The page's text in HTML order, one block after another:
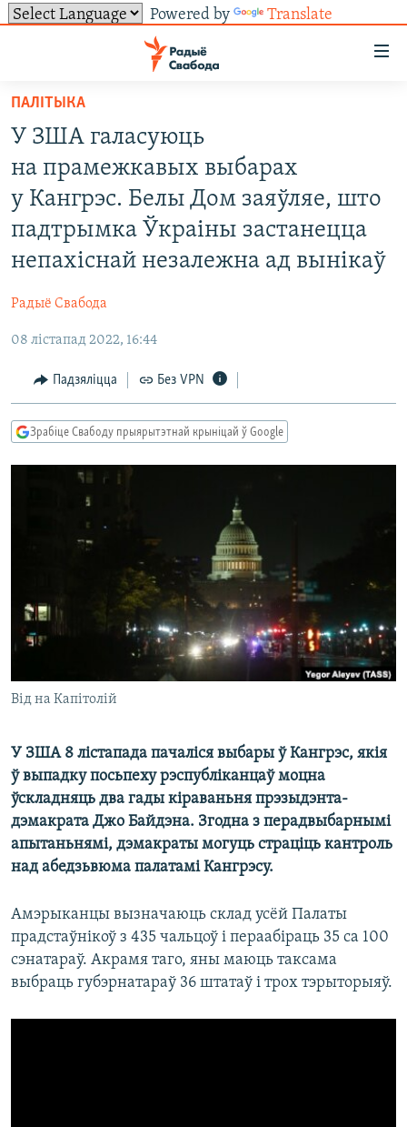
Powered by Translate
ўнівэрсальнага
доступу
Перайсьці
да
галоўнага
зьместу
Перайсьці
да
галоўнай
Перайсьці
да
ВІДЭА І ФОТА
ПАЛІТЫКА
БЕЛАРУСЫ НА ВАЙНЕ
ПАЛІТВЯЗЬНІ
ТОЛЬКІ НА СВАБОДЗЕ
ТЭСТЫ
ГІСТОРЫЯ НА СВАБОДЗЕ
АЎДЫЁКНІГІ
PREMIUM
СУВЯЗЬ
АБЫСЬЦІ БЛЯКАВАНЬНЕ
ПАДЗЯЛІЦЦА ІНФАРМАЦЫЯЙ
TWITTER
САЧЫЦЕ ЗА АБНАЎЛЕНЬНЯМІ
Усе сайты РС/РСЭ
ПАЛІТЫКА
У ЗША галасуюць
на прамежкавых выбарах
у Кангрэс. Белы Дом заяўляе, што
падтрымка Ўкраіны застанецца
непахіснай незалежна ад вынікаў
Радыё Свабода
08 лістапад 2022, 16:44
Падзяліцца Без VPN
Зрабіце Свабоду прыярытэтнай крыніцай ў Google
Від на Капітолій
У ЗША 8 лістапада пачаліся выбары ў Кангрэс, якія
ў выпадку посьпеху рэспубліканцаў моцна
ўскладняць два гады кіраваньня прэзыдэнта-
дэмакрата Джо Байдэна. Згодна з перадвыбарнымі
апытаньнямі, дэмакраты могуць страціць кантроль
над абедзьвюма палатамі Кангрэсу.
Амэрыканцы вызначаюць склад усёй Палаты
прадстаўнікоў з 435 чальцоў і пераабіраць 35 са 100
сэнатараў. Акрамя таго, яны маюць таксама
выбраць губэрнатараў 36 штатаў і трох тэрыторыяў.